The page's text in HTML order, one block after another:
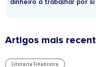
Artigos mais
Literacia Financeira